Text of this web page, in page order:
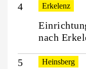
Erkelenz
nach
Heinsberg